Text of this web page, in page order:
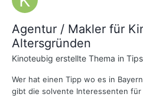
Agentur / Makler für
Altersgründen
Kinoteubig erstellte Thema in
Wer hat einen Tipp wo es in
gibt die solvente Interessenten für